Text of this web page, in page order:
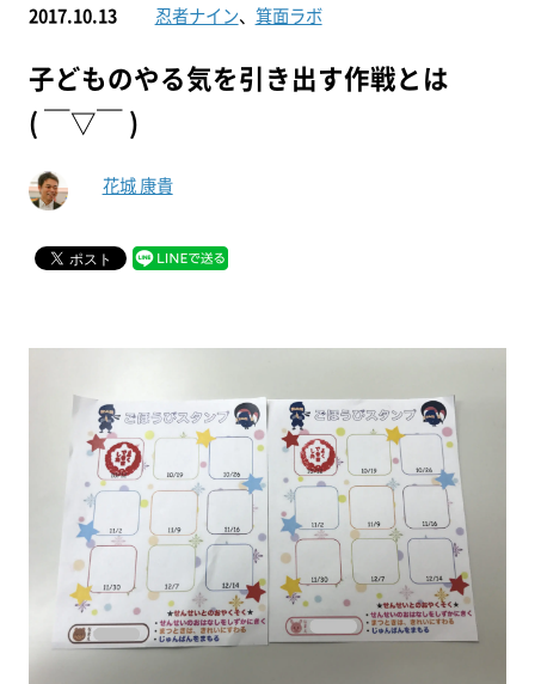
2017.10.13 忍者ナイン、 箕面ラボ
子どものやる気を引き出す作戦とは
( ￣▽￣ )
花城 康貴